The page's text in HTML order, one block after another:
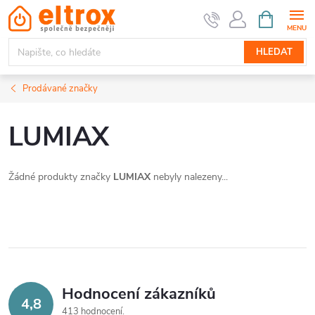
Přejít
na
obsah
HLEDAT
NÁKUPNÍ
KOŠÍK
Prodávané značky
LUMIAX
Žádné produkty značky LUMIAX nebyly nalezeny...
4,8 Hodnocení zákazníků
413 hodnocení